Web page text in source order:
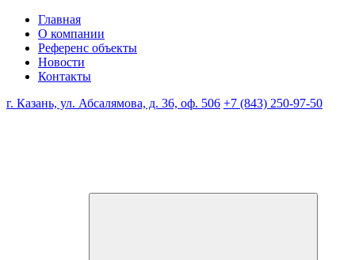
Главная
О компании
Референс объекты
Новости
Контакты
г. Казань, ул. Абсалямова, д. 36, оф. 506 +7 (843) 250-97-50